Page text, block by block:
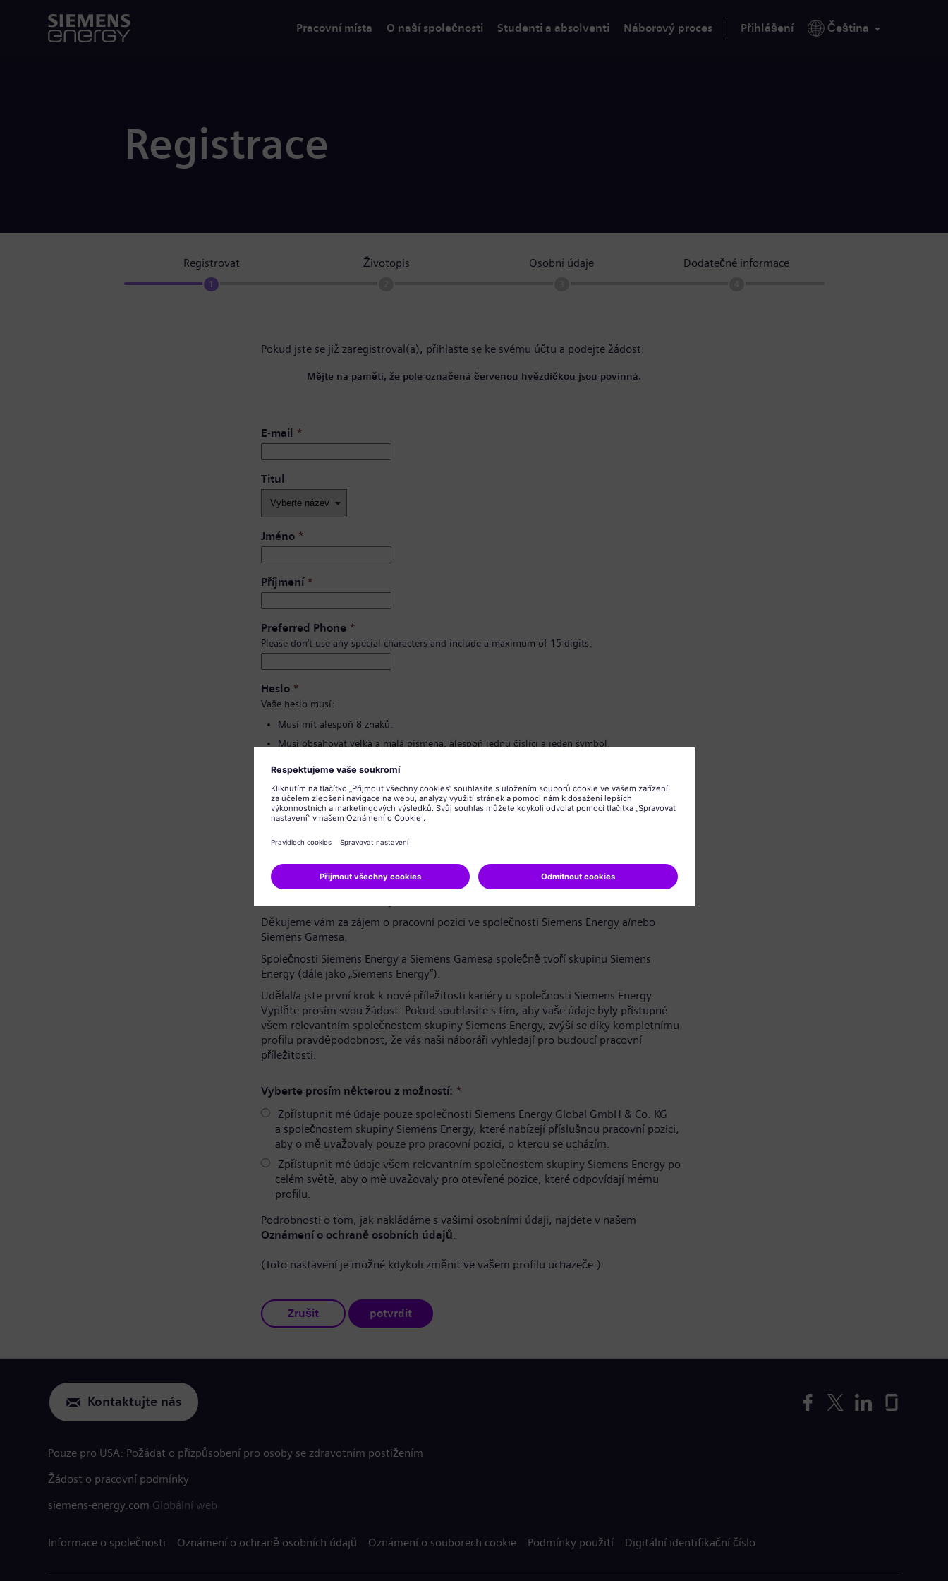
Pracovní místa O naší společnosti Studenti a absolventi Náborový proces Přihlášení Čeština
Registrace
Registrovat
1
Životopis Osobní údaje Dodatečné informace
Pokud jste se již zaregistroval(a), přihlaste se ke svému účtu a podejte žádost.
Mějte na paměti, že pole označená červenou hvězdičkou jsou povinná.
E-mail *
Titul
Jméno *
Příjmení*
Preferred Phone *
Please don’t use any special characters and include a maximum of 15 digits.
Heslo *
Vaše heslo musí:
Musí mít alespoň 8 znaků.
Musí obsahovat velká a malá písmena, alespoň jednu číslici a jeden symbol.
Oznámení o ochraně osobních údajů
Děkujeme vám za zájem o pracovní pozici ve společnosti Siemens Energy a/nebo
Siemens Gamesa.
Společnosti Siemens Energy a Siemens Gamesa společně tvoří skupinu Siemens
Energy (dále jako „Siemens Energy“).
Udělal/a jste první krok k nové příležitosti kariéry u společnosti Siemens Energy.
Vyplňte prosím svou žádost. Pokud souhlasíte s tím, aby vaše údaje byly přístupné
všem relevantním společnostem skupiny Siemens Energy, zvýší se díky kompletnímu
profilu pravděpodobnost, že vás naši náboráři vyhledají pro budoucí pracovní
příležitosti.
Vyberte prosím některou z možností: *
Zpřístupnit mé údaje pouze společnosti Siemens Energy Global GmbH & Co. KG
a společnostem skupiny Siemens Energy, které nabízejí příslušnou pracovní pozici,
aby o mě uvažovaly pouze pro pracovní pozici, o kterou se ucházím.
Zpřístupnit mé údaje všem relevantním společnostem skupiny Siemens Energy po
celém světě, aby o mě uvažovaly pro otevřené pozice, které odpovídají mému
profilu.
Podrobnosti o tom, jak nakládáme s vašimi osobními údaji, najdete v našem
Oznámení o ochraně osobních údajů.
(Toto nastavení je možné kdykoli změnit ve vašem profilu uchazeče.)
Zrušit potvrdit
Kontaktujte nás
Pouze pro USA: Požádat o přizpůsobení pro osoby se zdravotním postižením
Žádost o pracovní podmínky
siemens-energy.com Globální web
Informace o společnosti Oznámení o ochraně osobních údajů Oznámení o souborech cookie Podmínky použití Digitální identifikační číslo